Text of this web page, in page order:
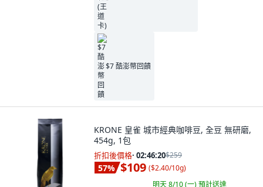
$7 酷澎幣回饋
KRONE 皇雀 城市經典咖啡豆, 全豆 無研磨,
454g, 1包
折扣後價格· 02:46:18$259
57% $109 ($2.40/10g)
明天 8/10 (一)預計送達